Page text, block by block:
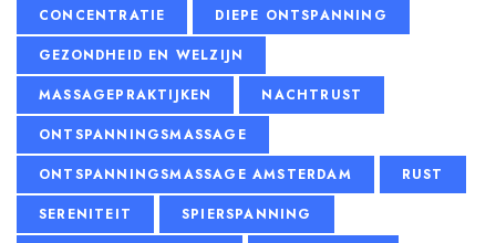
CONCENTRATIE
DIEPE ONTSPANNING
GEZONDHEID EN WELZIJN
MASSAGEPRAKTIJKEN
NACHTRUST
ONTSPANNINGSMASSAGE
ONTSPANNINGSMASSAGE AMSTERDAM
RUST
SERENITEIT
SPIERSPANNING